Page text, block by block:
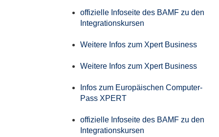
offizielle Infoseite des BAMF zu den
Integrationskursen
Weitere Infos zum Xpert Business
Weitere Infos zum Xpert Business
Infos zum Europäischen Computer-
Pass XPERT
offizielle Infoseite des BAMF zu den
Integrationskursen